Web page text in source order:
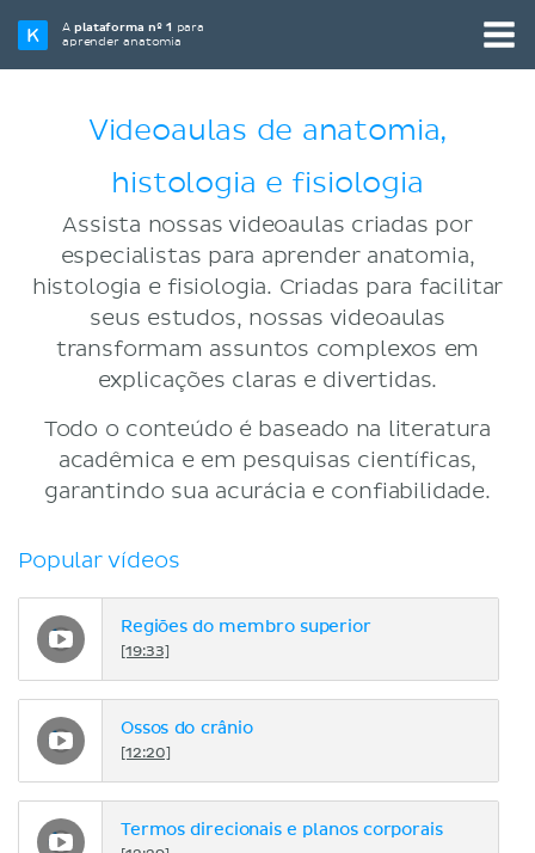
Aplataforma nº 1 para
aprender anatomia
Videoaulas de anatomia,
histologia e fisiologia
Assista nossas videoaulas criadas por
especialistas para aprender anatomia,
histologia e fisiologia. Criadas para facilitar
seus estudos, nossas videoaulas
transformam assuntos complexos em
explicações claras e divertidas.
Todo o conteúdo é baseado na literatura
acadêmica e em pesquisas científicas,
garantindo sua acurácia e confiabilidade.
Popular vídeos
Regiões do membro superior
[19:33]
Ossos do crânio
[12:20]
Termos direcionais e planos corporais